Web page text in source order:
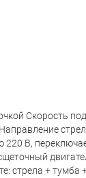
Скорость
220 В,
стрела + тумба